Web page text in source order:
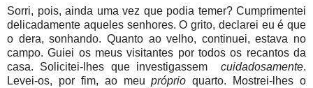
Sorri, pois, ainda uma vez que podia temer? Cumprimentei
delicadamente aqueles senhores. O grito, declarei eu é que
o dera, sonhando. Quanto ao velho, continuei, estava no
campo. Guiei os meus visitantes por todos os recantos da
casa. Solicitei-lhes que investigassem cuidadosamente.
Levei-os, por fim, ao meupróprio quarto. Mostrei-lhes o